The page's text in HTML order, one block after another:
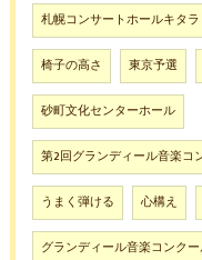
札幌コンサートホールキタラ
椅子の高さ 東京予選
砂町文化センターホール
第2回グランディール音楽コ
うまく弾ける 心構え
グランディール音楽コンク